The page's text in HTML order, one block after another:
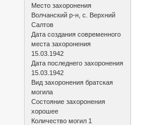
Место захоронения
Волчанский р-н, с. Верхний
Салтов
Дата создания современного
места захоронения
15.03.1942
Дата последнего захоронения
15.03.1942
Вид захоронения братская
могила
Состояние захоронения
хорошее
Количество могил 1